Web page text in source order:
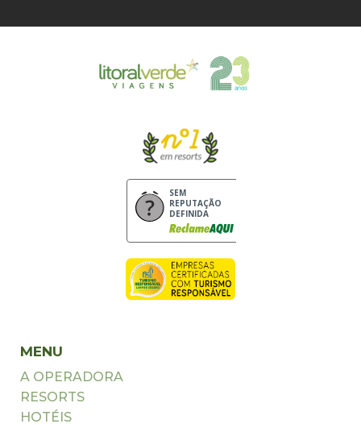
SEM
REPUTAÇÃO
DEFINIDA
MENU
A OPERADORA
RESORTS
HOTÉIS